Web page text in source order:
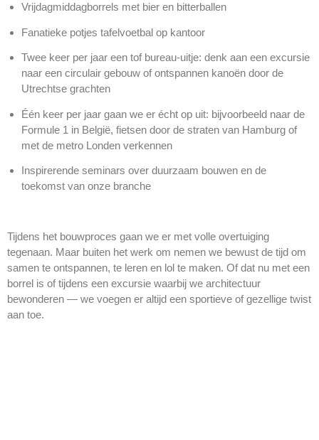
Vrijdagmiddagborrels met bier en bitterballen
Fanatieke potjes tafelvoetbal op kantoor
Twee keer per jaar een tof bureau-uitje: denk aan een excursie
naar een circulair gebouw of ontspannen kanoën door de
Utrechtse grachten
Één keer per jaar gaan we er écht op uit: bijvoorbeeld naar de
Formule 1 in België, fietsen door de straten van Hamburg of
met de metro Londen verkennen
Inspirerende seminars over duurzaam bouwen en de
toekomst van onze branche
Tijdens het bouwproces gaan we er met volle overtuiging
tegenaan. Maar buiten het werk om nemen we bewust de tijd om
samen te ontspannen, te leren en lol te maken. Of dat nu met een
borrel is of tijdens een excursie waarbij we architectuur
bewonderen — we voegen er altijd een sportieve of gezellige twist
aan toe.